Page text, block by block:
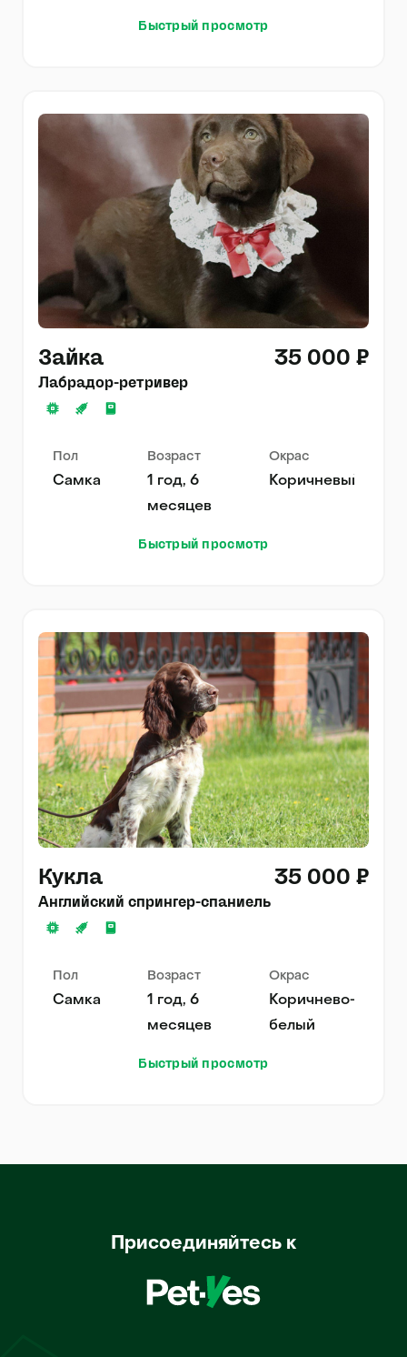
Быстрый просмотр
Зайка 35 000 ₽
Лабрадор-ретривер
Пол
Самка
Возраст
1 год, 6
месяцев
Окрас
Коричневый
Быстрый просмотр
Кукла 35 000 ₽
Английский спрингер-спаниель
Пол
Самка
Возраст
1 год, 6
месяцев
Окрас
Коричнево-
белый
Быстрый просмотр
Присоединяйтесь к